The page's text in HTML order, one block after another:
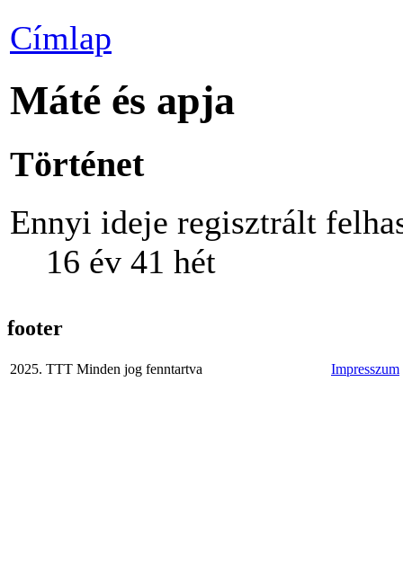
Címlap
Máté és apja
Történet
Ennyi ideje regisztrált
16 év 41 hét
footer
2025. TTT Minden jog fenntartva Impresszum